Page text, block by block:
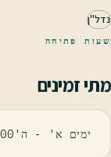
נדל"ן
שעות פתיחה
מתי זמינים
ימים א' - ה'9:00 - 18:00יום ו'9:00 - 13:00